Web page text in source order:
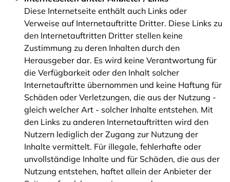
Diese Internetseite enthält auch Links oder
Verweise auf Internetauftritte Dritter. Diese Links zu
den Internetauftritten Dritter stellen keine
Zustimmung zu deren Inhalten durch den
Herausgeber dar. Es wird keine Verantwortung für
die Verfügbarkeit oder den Inhalt solcher
Internetauftritte übernommen und keine Haftung für
Schäden oder Verletzungen, die aus der Nutzung -
gleich welcher Art - solcher Inhalte entstehen. Mit
den Links zu anderen Internetauftritten wird den
Nutzern lediglich der Zugang zur Nutzung der
Inhalte vermittelt. Für illegale, fehlerhafte oder
unvollständige Inhalte und für Schäden, die aus der
Nutzung entstehen, haftet allein der Anbieter der